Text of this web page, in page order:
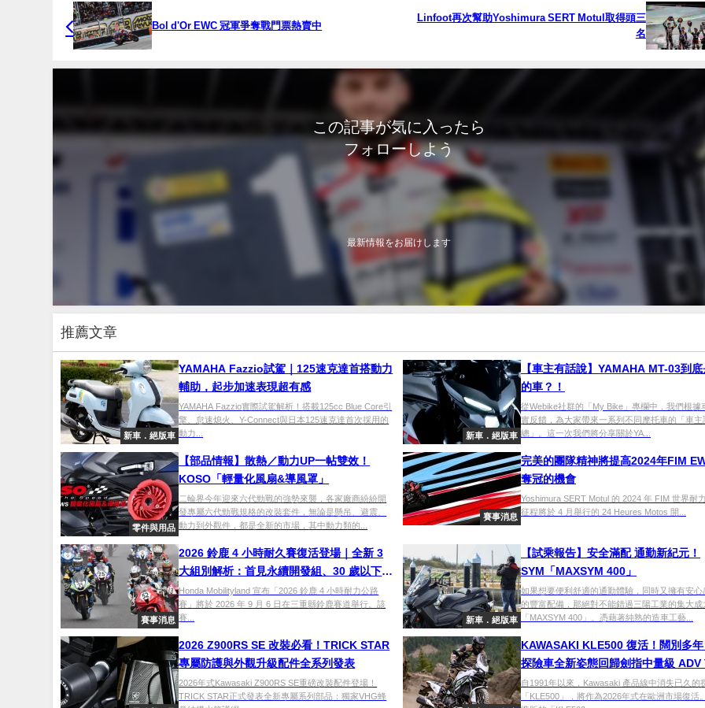
Bol d'Or EWC 冠軍爭奪戰門票熱賣中
Linfoot再次幫助Yoshimura SERT Motul取得頭三
名
この記事が気に入ったら
フォローしよう
最新情報をお届けします
推薦文章
新車．絕版車
YAMAHA Fazzio試駕｜125速克達首搭動力
輔助，起步加速表現超有感
YAMAHA Fazzio實際試駕解析！搭載125cc Blue Core引
擎、怠速熄火、Y-Connect與日本125速克達首次採用的
動力...
新車．絕版車
【車主有話說】YAMAHA MT-03到
的車？！
從Webike社群的「My Bike」專欄中，我們根據
實反饋，為大家帶來一系列不同摩托車的「車主
總」。這一次我們將分享關於YA...
零件與用品
【部品情報】散熱／動力UP一帖雙效！
KOSO「輕量化風扇&導風罩」
二輪界今年迎來六代勁戰的強勢來襲，各家廠商紛紛開
發專屬六代勁戰規格的改裝套件，無論是懸吊、避震、
動力到外觀件，都是全新的市場，其中動力類的...
賽事消息
完美的團隊精神將提高2024年FIM
奪冠的機會
Yoshimura SERT Motul 的 2024 年 FIM 世界耐
征程將於 4 月舉行的 24 Heures Motos 開...
賽事消息
2026 鈴鹿 4 小時耐久賽復活登場｜全新 3
大組別解析：首見永續開發組、30 歲以下車
手直指 8 耐殿堂
Honda Mobilityland 宣布「2026 鈴鹿 4 小時耐力公路
賽」將於 2026 年 9 月 6 日在三重縣鈴鹿賽道舉行。該
賽...
新車．絕版車
【試乘報告】安全滿配 通勤新紀元！
SYM「MAXSYM 400」
如果想要便利舒適的通勤體驗，同時又擁有安心
的豐富配備，那絕對不能錯過三陽工業的集大成
「MAXSYM 400」。憑藉著純熟的造車工藝...
2026 Z900RS SE 改裝必看！TRICK STAR
專屬防護與外觀升級配件全系列發表
2026年式Kawasaki Z900RS SE重磅改裝配件登場！
TRICK STAR正式發表全新專屬系列部品：獨家VHG蜂
KAWASAKI KLE500 復活！闊別多
探險車全新姿態回歸劍指中量級 ADV
場！
自1991年以來，Kawasaki 產品線中消失已久的
「KLE500」，將作為2026年式在歐洲市場復活